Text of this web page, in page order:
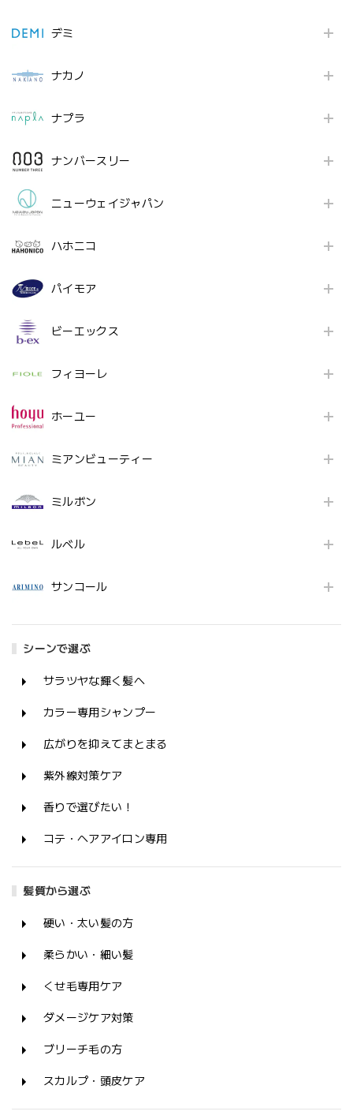
デミ
ナカノ
ナプラ
ナンバースリー
ニューウェイジャパン
ハホニコ
パイモア
ビーエックス
フィヨーレ
ホーユー
ミアンビューティー
ミルボン
ルベル
サンコール
シーンで選ぶ
サラツヤな輝く髪へ
カラー専用シャンプー
広がりを抑えてまとまる
紫外線対策ケア
香りで選びたい！
コテ・ヘアアイロン専用
髪質から選ぶ
硬い・太い髪の方
柔らかい・細い髪
くせ毛専用ケア
ダメージケア対策
ブリーチ毛の方
スカルプ・頭皮ケア